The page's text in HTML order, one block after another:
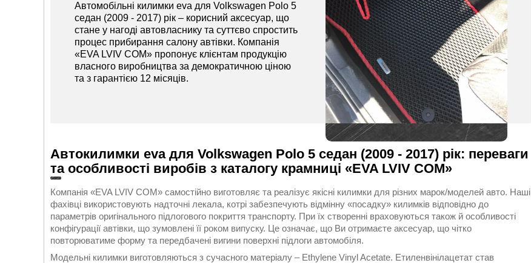
Автомобільні килимки eva для Volkswagen Polo 5
седан (2009 - 2017) рік – корисний аксесуар, що
стане у нагоді автовласнику та суттєво спростить
процес прибирання салону автівки. Компанія
«EVA LVIV COM» пропонує клієнтам продукцію
власного виробництва за демократичною ціною
та з гарантією 12 місяців.
Автокилимки eva для Volkswagen Polo 5 седан (2009 - 2017) рік: переваги
та особливості виробів з каталогу крамниці «EVA LVIV COM»
Компанія «EVA LVIV COM» самостійно виготовляє та реалізує якісні килимки для різних марок/моделей авто. Наші
фахівці використовують надточні лекала, котрі забезпечують відмінну «посадку» килимків відповідно до
параметрів оригінального підлогового покриття транспорту. При їх створенні враховуються також й особливості
конфігурації автівки, що зумовлені її роком випуску. Це означає, що Ви отримаєте аксесуар, що чітко
повторюватиме форму та передбачені вигини поверхні підлоги автомобіля.
Модельні килимки виготовляються з сучасного матеріалу – Ethylene Vinyl Acetate. Етиленвінілацетат став